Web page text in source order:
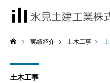
実績紹介 土木工事
土木工事